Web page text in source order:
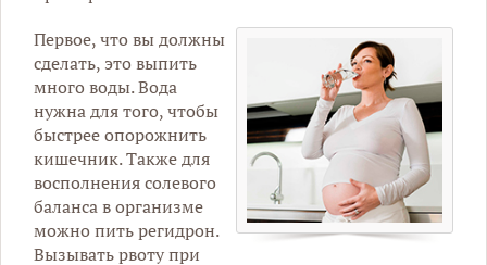
Первое, что вы должны
сделать, это выпить
много воды. Вода
нужна для того, чтобы
быстрее опорожнить
кишечник. Также для
восполнения солевого
баланса в организме
можно пить регидрон.
Вызывать рвоту при